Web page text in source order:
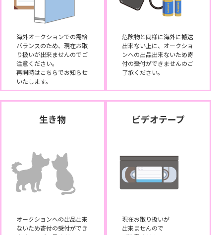
海外オークションでの需給
バランスのため、現在お取
り扱いが出来ませんのでご
注意ください。
再開時はこちらでお知らせ
いたします。
危険物と同様に海外に搬送
出来ない上に、オークショ
ンへの出品出来ないため寄
付の受付ができませんのご
了承ください。
生き物
オークションへの出品出来
ないため寄付の受付ができ
ビデオテープ
現在お取り扱いが
出来ませんので